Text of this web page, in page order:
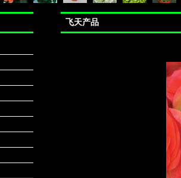
飞天产品